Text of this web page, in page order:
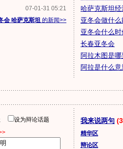
07-01-31 05:21
会 哈萨克斯坦 的新闻>>
哈萨克斯坦经
亚冬会做什
亚冬会什么
长春亚冬会
阿拉木图是哪
阿拉是什么意
设为辩论话题
我来说两句
精华区
辩论区